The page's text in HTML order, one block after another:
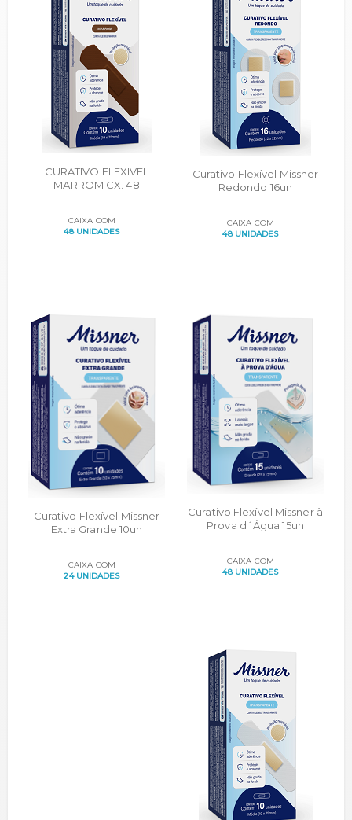
CURATIVO FLEXIVEL
MARROM CX. 48
CAIXA COM
48 UNIDADES
Curativo Flexível Missner
Redondo 16un
CAIXA COM
48 UNIDADES
Curativo Flexível Missner
Extra Grande 10un
CAIXA COM
24 UNIDADES
Curativo Flexível Missner à
Prova d´Água 15un
CAIXA COM
48 UNIDADES